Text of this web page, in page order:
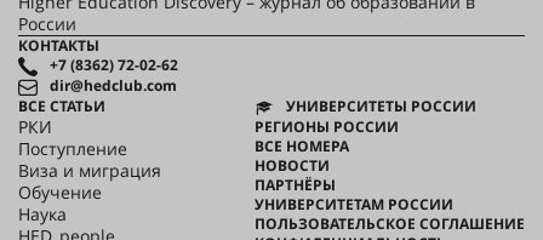
Приволжский
исследовательский
медицинский университет